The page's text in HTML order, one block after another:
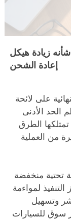
زيادة هيكل
إعادة الشحن
على لائحة
الحد الأدنى
الطرق
من العملية
تحتية منخفضة
لمواءمة
نشر وتسهيل
سوق للسيارات